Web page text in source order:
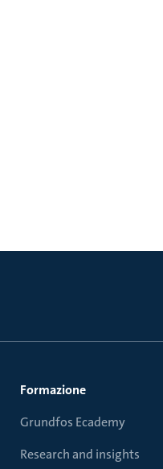
Formazione
Grundfos Ecademy
Research and insights